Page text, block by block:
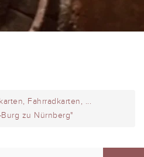
Fahrradkarten, ...
zu Nürnberg"